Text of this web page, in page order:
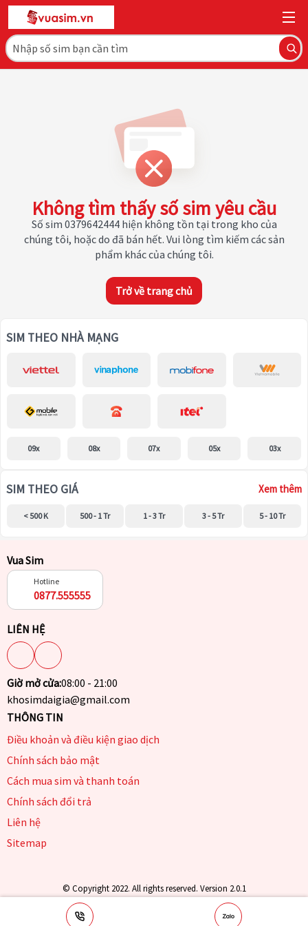
Không tìm thấy số sim yêu cầu
Số sim 0379642444 hiện không tồn tại trong kho của
chúng tôi, hoặc do đã bán hết. Vui lòng tìm kiếm các sản
phẩm khác của chúng tôi.
Trở về trang chủ
SIM THEO NHÀ MẠNG
09x 08x 07x 05x 03x
SIM THEO GIÁ Xem thêm
< 500 K 500 - 1 Tr 1 - 3 Tr 3 - 5 Tr 5 - 10 Tr
Vua Sim
Hotline
0877.555555
LIÊN HỆ
Giờ mở cửa:08:00 - 21:00
khosimdaigia@gmail.com
THÔNG TIN
Điều khoản và điều kiện giao dịch
Chính sách bảo mật
Cách mua sim và thanh toán
Chính sách đổi trả
Liên hệ
Sitemap
© Copyright 2022. All rights reserved. Version 2.0.1